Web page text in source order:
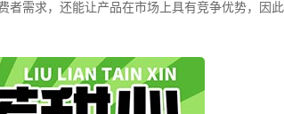
者需求，还能让产品在市场上具有竞争优势，因此